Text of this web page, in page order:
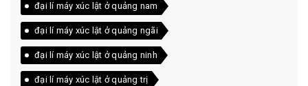
đại lí máy xúc lật ở quảng nam
đại lí máy xúc lật ở quảng ngãi
đại lí máy xúc lật ở quảng ninh
đại lí máy xúc lật ở quảng trị